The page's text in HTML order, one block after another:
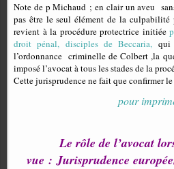
Note de p Michaud ; en clair un aveu
pas être le seul élément de la culpabilité
revient à la procédure protectrice initiée
droit pénal, disciples de Beccaria, qui
l’ordonnance criminelle de Colbert ,la
imposé l’avocat à tous les stades de la
Cette jurisprudence ne fait que confirmer
pour
Le rôle de l’avocat
vue : Jurisprudence